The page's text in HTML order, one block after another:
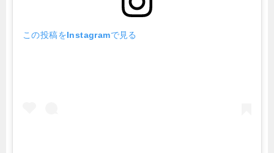
この投稿をInstagramで見る